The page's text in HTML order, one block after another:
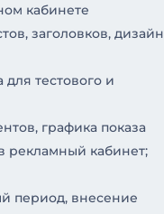
кабинете
заголовков, дизайн
тестового и
графика показа
рекламный кабинет;
период, внесение